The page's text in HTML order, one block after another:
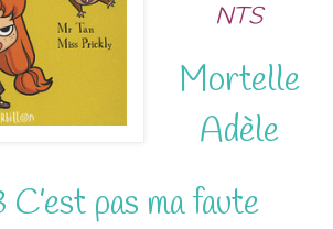
NTS
Mortelle
Adèle
pas ma faute